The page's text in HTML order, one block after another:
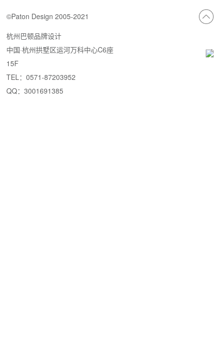
©Paton Design 2005-2021
杭州巴顿品牌设计
中国·杭州拱墅区运河万科中心C6座
15F
TEL：0571-87203952
QQ：3001691385